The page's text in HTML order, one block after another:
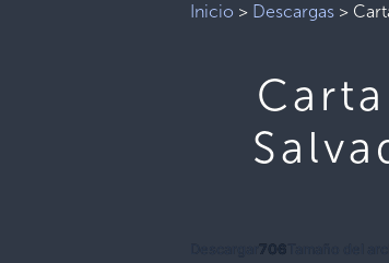
Inicio > Descargas >
706